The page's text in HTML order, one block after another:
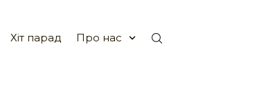
Хіт парад Про нас